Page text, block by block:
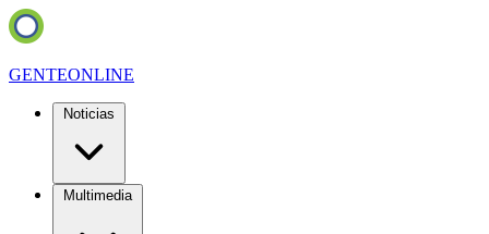
GENTEONLINE
Noticias
Multimedia